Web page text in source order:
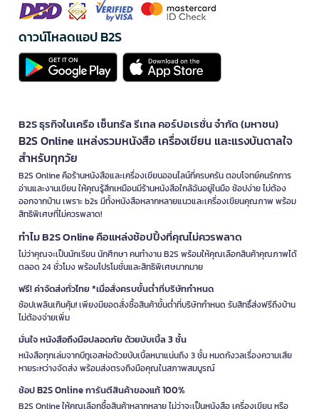
ดาวน์โหลดแอป B2S
B2S ธุรกิจในเครือ เซ็นทรัล รีเทล คอร์ปอเรชั่น จำกัด (มหาชน)
B2S Online แหล่งรวมหนังสือ เครื่องเขียน และแรงบันดาลใจ
สำหรับทุกวัย
B2S Online คือร้านหนังสือและเครื่องเขียนออนไลน์ที่ครบครัน ตอบโจทย์คนรักการ
อ่านและงานเขียน ให้คุณรู้สึกเหมือนมีร้านหนังสือใกล้ฉันอยู่ในมือ ช้อปง่าย ไม่ต้อง
ออกจากบ้าน เพราะ b2s มีทั้งหนังสือหลากหลายแนวและเครื่องเขียนคุณภาพ พร้อม
สิทธิพิเศษที่ไม่ควรพลาด!
ทำไม B2S Online คือแหล่งช้อปปิ้งที่คุณไม่ควรพลาด
ไม่ว่าคุณจะเป็นนักเรียน นักศึกษา คนทำงาน B2S พร้อมให้คุณเลือกสินค้าคุณภาพได้
ตลอด 24 ชั่วโมง พร้อมโปรโมชั่นและสิทธิพิเศษมากมาย
ฟรี! ค่าจัดส่งทั่วไทย *เมื่อสั่งครบขั้นต่ำที่บริษัทกำหนด
ช้อปเพลินเกินคุ้ม! เพียงมียอดสั่งซื้อสินค้าขั้นต่ำที่บริษัทกำหนด รับสิทธิ์ส่งฟรีถึงบ้าน
ไม่ต้องจ่ายเพิ่ม
มั่นใจ หนังสือถึงมือปลอดภัย ด้วยบับเบิ้ล 3 ชั้น
หนังสือทุกเล่มจากบีทูเอสห่อด้วยบับเบิ้ลหนาแน่นถึง 3 ชั้น หมดกังวลเรื่องความเสีย
หายระหว่างจัดส่ง พร้อมส่งตรงถึงมือคุณในสภาพสมบูรณ์
ช้อป B2S Online การันตีสินค้าของแท้ 100%
B2S Online ให้คุณเลือกซื้อสินค้าหลากหลาย ไม่ว่าจะเป็นหนังสือ เครื่องเขียน หรือ